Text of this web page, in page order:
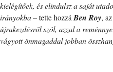
kielégítőek, és elindulsz a saját
irányokba– tette hozzá Ben Roy,
újrakezdésről szól, azzal a
vágyott önmagaddal jobban